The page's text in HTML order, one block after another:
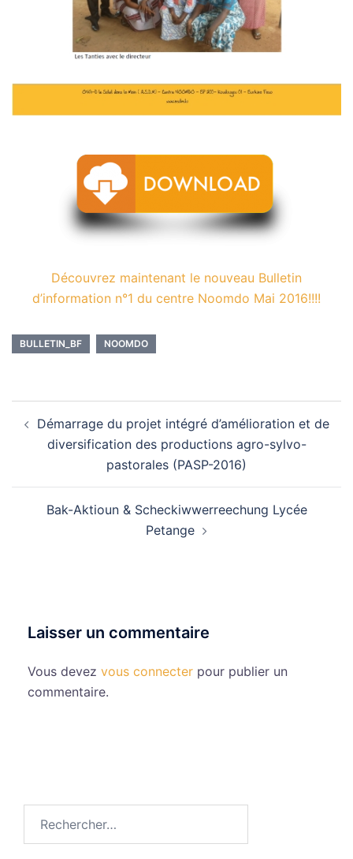
Découvrez maintenant le nouveau Bulletin
d’information n°1 du centre Noomdo Mai 2016!!!!
BULLETIN_BF NOOMDO
d’article
Démarrage du projet intégré d’amélioration et de
diversification des productions agro-sylvo-
pastorales (PASP-2016)
Bak-Aktioun & Scheckiwwerreechung Lycée
Petange
Laisser un commentaire
Vous devez vous connecter pour publier un
commentaire.